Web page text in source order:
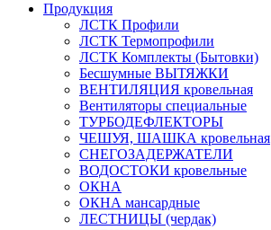
Продукция
ЛСТК Профили
ЛСТК Термопрофили
ЛСТК Комплекты (Бытовки)
Бесшумные ВЫТЯЖКИ
ВЕНТИЛЯЦИЯ кровельная
Вентиляторы специальные
ТУРБОДЕФЛЕКТОРЫ
ЧЕШУЯ, ШАШКА кровельная
СНЕГОЗАДЕРЖАТЕЛИ
ВОДОСТОКИ кровельные
ОКНА
ОКНА мансардные
ЛЕСТНИЦЫ (чердак)